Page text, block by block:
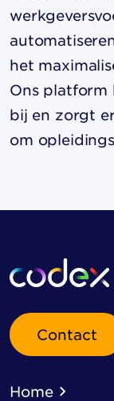
het
Ons platform
bij en zorgt
om
Contact
Home